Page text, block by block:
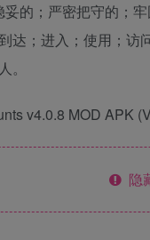
的；严密把守的；
达；进入；使用；访
隐